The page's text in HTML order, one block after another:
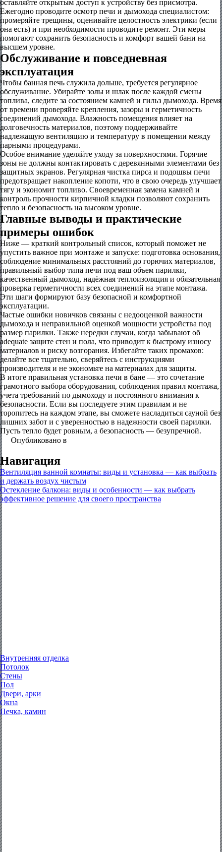
оставляйте открытым доступ к устройству без присмотра.
Ежегодно проводите осмотр печи и дымохода специалистом:
промеряйте трещины, оценивайте целостность электрики (если
она есть) и при необходимости проводите ремонт. Эти меры
помогают сохранить безопасность и комфорт вашей бани на
высшем уровне.
Обслуживание и повседневная
эксплуатация
Чтобы банная печь служила дольше, требуется регулярное
обслуживание. Убирайте золы и шлак после каждой смены
топлива, следите за состоянием камней и гильз дымохода. Время
от времени проверяйте крепления, зазоры и герметичность
соединений дымохода. Влажность помещения влияет на
долговечность материалов, поэтому поддерживайте
надлежащую вентиляцию и температуру в помещении между
парными процедурами.
Особое внимание уделяйте уходу за поверхностями. Горячие
зоны не должны контактировать с деревянными элементами без
защитных экранов. Регулярная чистка пирса и подошвы печи
предотвращает накопление копоти, что в свою очередь улучшает
тягу и экономит топливо. Своевременная замена камней и
контроль прочности кирпичной кладки позволяют сохранить
тепло и безопасность на высоком уровне.
Главные выводы и практические
примеры ошибок
Ниже — краткий контрольный список, который поможет не
упустить важное при монтаже и запуске: подготовка основания,
соблюдение минимальных расстояний до горючих материалов,
правильный выбор типа печи под ваш объем парилки,
качественный дымоход, надёжная теплоизоляция и обязательная
проверка герметичности всех соединений на этапе монтажа.
Эти шаги формируют базу безопасной и комфортной
эксплуатации.
Частые ошибки новичков связаны с недооценкой важности
дымохода и неправильной оценкой мощности устройства под
размер парилки. Также нередки случаи, когда забывают об
adequate защите стен и пола, что приводит к быстрому износу
материалов и риску возгорания. Избегайте таких промахов:
делайте все тщательно, сверяйтесь с инструкциями
производителя и не экономьте на материалах для защиты.
В итоге правильная установка печи в бане — это сочетание
грамотного выбора оборудования, соблюдения правил монтажа,
учета требований по дымоходу и постоянного внимания к
безопасности. Если вы последуете этим правилам и не
торопитесь на каждом этапе, вы сможете насладиться сауной без
лишних забот и с уверенностью в надежности своей парилки.
Пусть тепло будет ровным, а безопасность — безупречной.
Опубликовано в
Навигация
Вентиляция ванной комнаты: виды и установка — как выбрать
и держать воздух чистым
Остекление балкона: виды и особенности — как выбрать
эффективное решение для своего пространства
Внутренняя отделка
Потолок
Стены
Пол
Двери, арки
Окна
Печка, камин